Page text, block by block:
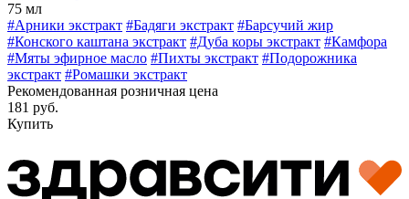
75 мл
#Арники экстракт #Бадяги экстракт #Барсучий жир
#Конского каштана экстракт #Дуба коры экстракт #Камфора
#Мяты эфирное масло #Пихты экстракт #Подорожника
экстракт #Ромашки экстракт
Рекомендованная розничная цена
181 руб.
Купить